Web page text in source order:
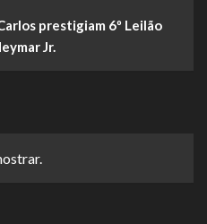
prestigiam 6º Leilão
Jr.